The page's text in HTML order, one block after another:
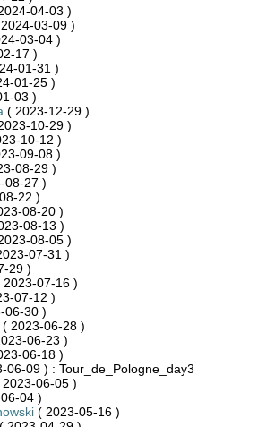
04-03 )
03-09 )
03-04 )
17 )
01-31 )
01-25 )
03 )
( 2023-12-29 )
10-29 )
10-12 )
09-08 )
08-29 )
08-27 )
22 )
08-20 )
08-13 )
08-05 )
07-31 )
29 )
2023-07-16 )
07-12 )
06-30 )
( 2023-06-28 )
06-23 )
06-18 )
06-09 ) : Tour_de_Pologne_day3
2023-06-05 )
04 )
( 2023-05-16 )